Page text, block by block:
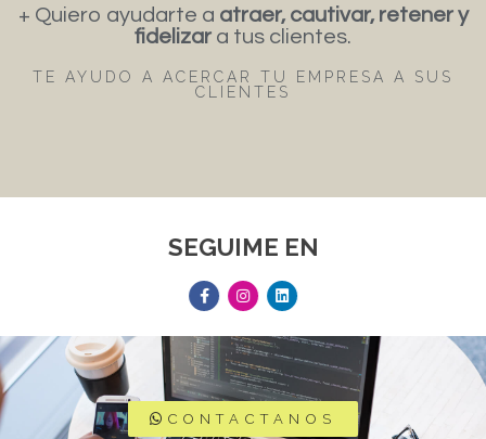
+ Quiero ayudarte a atraer, cautivar, retener y
fidelizar a tus clientes.
TE AYUDO A ACERCAR TU EMPRESA A SUS
CLIENTES
SEGUIME EN
CONTACTANOS